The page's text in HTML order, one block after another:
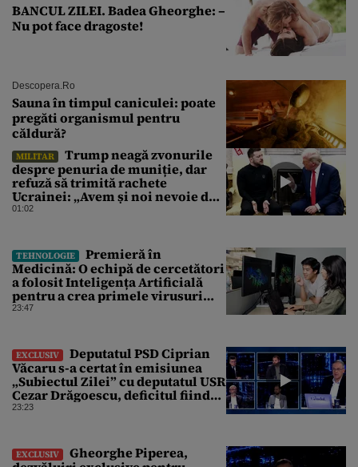
BANCUL ZILEI. Badea Gheorghe: –
Nu pot face dragoste!
Descopera.ro
Sauna în timpul caniculei: poate
pregăti organismul pentru
căldură?
MILITAR
Trump neagă zvonurile
despre penuria de muniție, dar
refuză să trimită rachete
Ucrainei: „Avem și noi nevoie de
rachete”
01:02
TEHNOLOGIE
Premieră în
Medicină: O echipă de cercetători
a folosit Inteligența Artificială
pentru a crea primele virusuri
sintetice la tratarea de E.coli
23:47
EXCLUSIV
Deputatul PSD Ciprian
Văcaru s-a certat în emisiunea
„Subiectul Zilei” cu deputatul USR
Cezar Drăgoescu, deficitul fiind
motivul scandalului
23:23
EXCLUSIV
Gheorghe Piperea,